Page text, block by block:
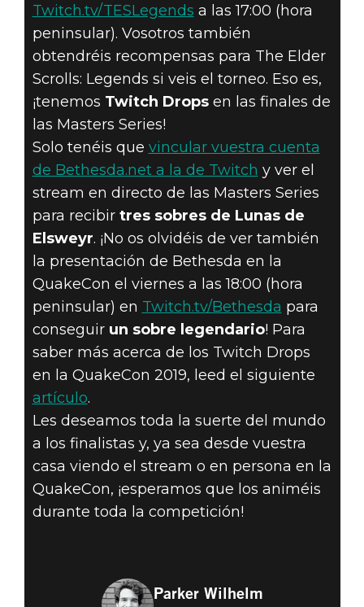
Twitch.tv/TESLegends a las 17:00 (hora
peninsular). Vosotros también
obtendréis recompensas para The Elder
Scrolls: Legends si veis el torneo. Eso es,
¡tenemos Twitch Dropsen las finales de
las Masters Series!
Solo tenéis que vincular vuestra cuenta
de Bethesda.net a la de Twitch y ver el
stream en directo de las Masters Series
para recibir tres sobres de Lunas de
Elsweyr. ¡No os olvidéis de ver también
la presentación de Bethesda en la
QuakeCon el viernes a las 18:00 (hora
peninsular) en Twitch.tv/Bethesda para
conseguir un sobre legendario! Para
saber más acerca de los Twitch Drops
en la QuakeCon 2019, leed el siguiente
artículo.
Les deseamos toda la suerte del mundo
a los finalistas y, ya sea desde vuestra
casa viendo el stream o en persona en la
QuakeCon, ¡esperamos que los animéis
durante toda la competición!
Parker Wilhelm